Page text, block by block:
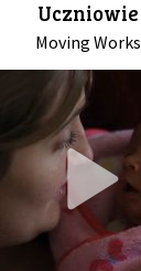
DRUŻYNA
WESPRZYJ NAS
PARTNERZY
Uczniowie
Moving Works